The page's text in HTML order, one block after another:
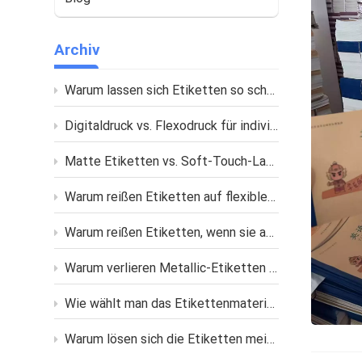
Archiv
Warum lassen sich Etiketten so schwer auf gebogenen Flaschen anbringen?
Digitaldruck vs. Flexodruck für individuelle Etiketten
Matte Etiketten vs. Soft-Touch-Laminierung: Was ist der Unterschied?
Warum reißen Etiketten auf flexiblen Verpackungen?
Warum reißen Etiketten, wenn sie auf weiche Quetschflaschen geklebt werden?
Warum verlieren Metallic-Etiketten nach dem Bedrucken oder Laminieren ihren Glanz?
Wie wählt man das Etikettenmaterial für Flaschen mit öliger Hautpflege aus?
Warum lösen sich die Etiketten meiner Kosmetikprodukte im feuchten Badezimmer ab?